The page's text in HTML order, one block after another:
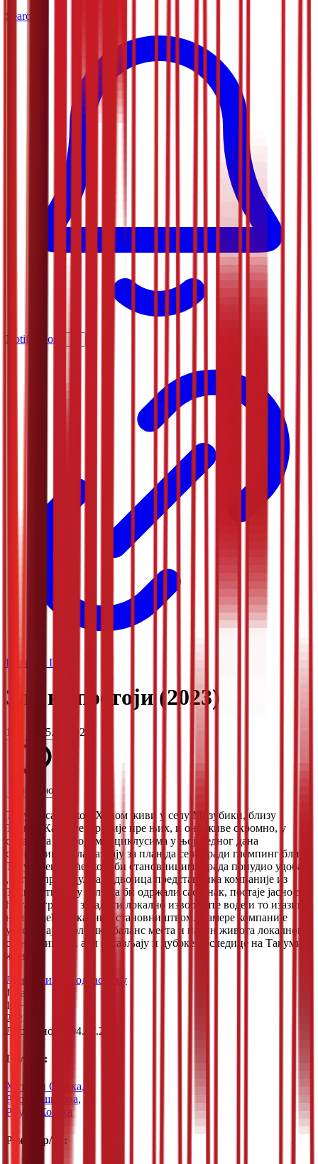
Search
Notifications
Планета Плус
Зло не постоји (2023)
1:41:42 05.01.2026
Омиљено
Такуми са ћерком Ханом живи у селу Мизубики, близу
Токија. Као и генерације пре њих, и они живе скромно, у
складу са природом и циклусима у њој. Једног дана
становници села сазнају за план да се изгради глемпинг близу
Такумијеве куће, који би становницима града понудио удобан
„бег“ у природу. Када двојица представника компаније из
Токија стигну у село да би одржали састанак, постаје јасно да
ће та изградња загадити локално извориште воде и то изазива
немир међу локалним становништвом. Намере компаније
угрожавају еколошки баланс места и начин живота локалног
становништва, али остављају и дубоке последице на Такумијв
живот.
Драма
Филм о одрастању
Japan
12+
2023
Доступно до:
04.07.2026
Глумци:
Хитоши Омика,
Рио Нишикава,
Риуђи Косака
Режисер/ка: